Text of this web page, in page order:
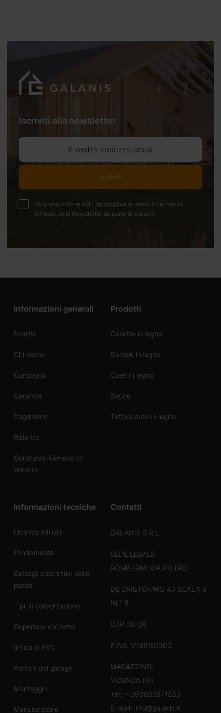
Iscriviti alla newsletter
Il vostro indirizzo email
Iscriviti
Ho preso visione dell' informativa e presto il consenso
all'invio della Newsletter da parte di Galanis
Informazioni generali
Notizia
Chi siamo
Consegna
Garanzia
Pagamenti
Rate Us
Condizioni Generali di
Vendita
Prodotti
Casette in legno
Garage in legno
Case in legno
Saune
Tettoia auto in legno
Informazioni tecniche
Licenza edilizia
Fondamenta
Dettagli costruttivi delle
pareti
Tipi di coibentazione
Copertura del tetto
Infissi in PVC
Portoni del garage
Montaggio
Manutenzione
Contatti
GALANIS S.R.L.
SEDE LEGALE:
ROMA (RM) VIA PIETRO
DE CRISTOFARO 40 SCALA B
INT 8
CAP 00136
P.IVA 17189101003
MAGAZZINO:
VICENZA (VI)
Tel.: +390685871533
E-mail: info@galanis.it